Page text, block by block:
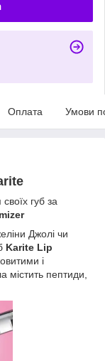
Оплата Умови
губ за
Джолі чи
Karite Lip
і
пептиди,